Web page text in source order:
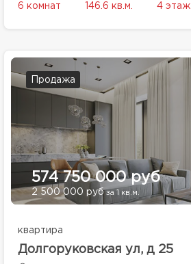
6 комнат 146.6 кв.м. 4 этаж
Продажа
574 750 000 руб
2 500 000 руб за 1 кв.м.
квартира
Долгоруковская ул, д 25